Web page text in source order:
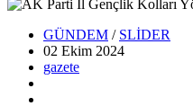
GÜNDEM / SLİDER
02 Ekim 2024
gazete